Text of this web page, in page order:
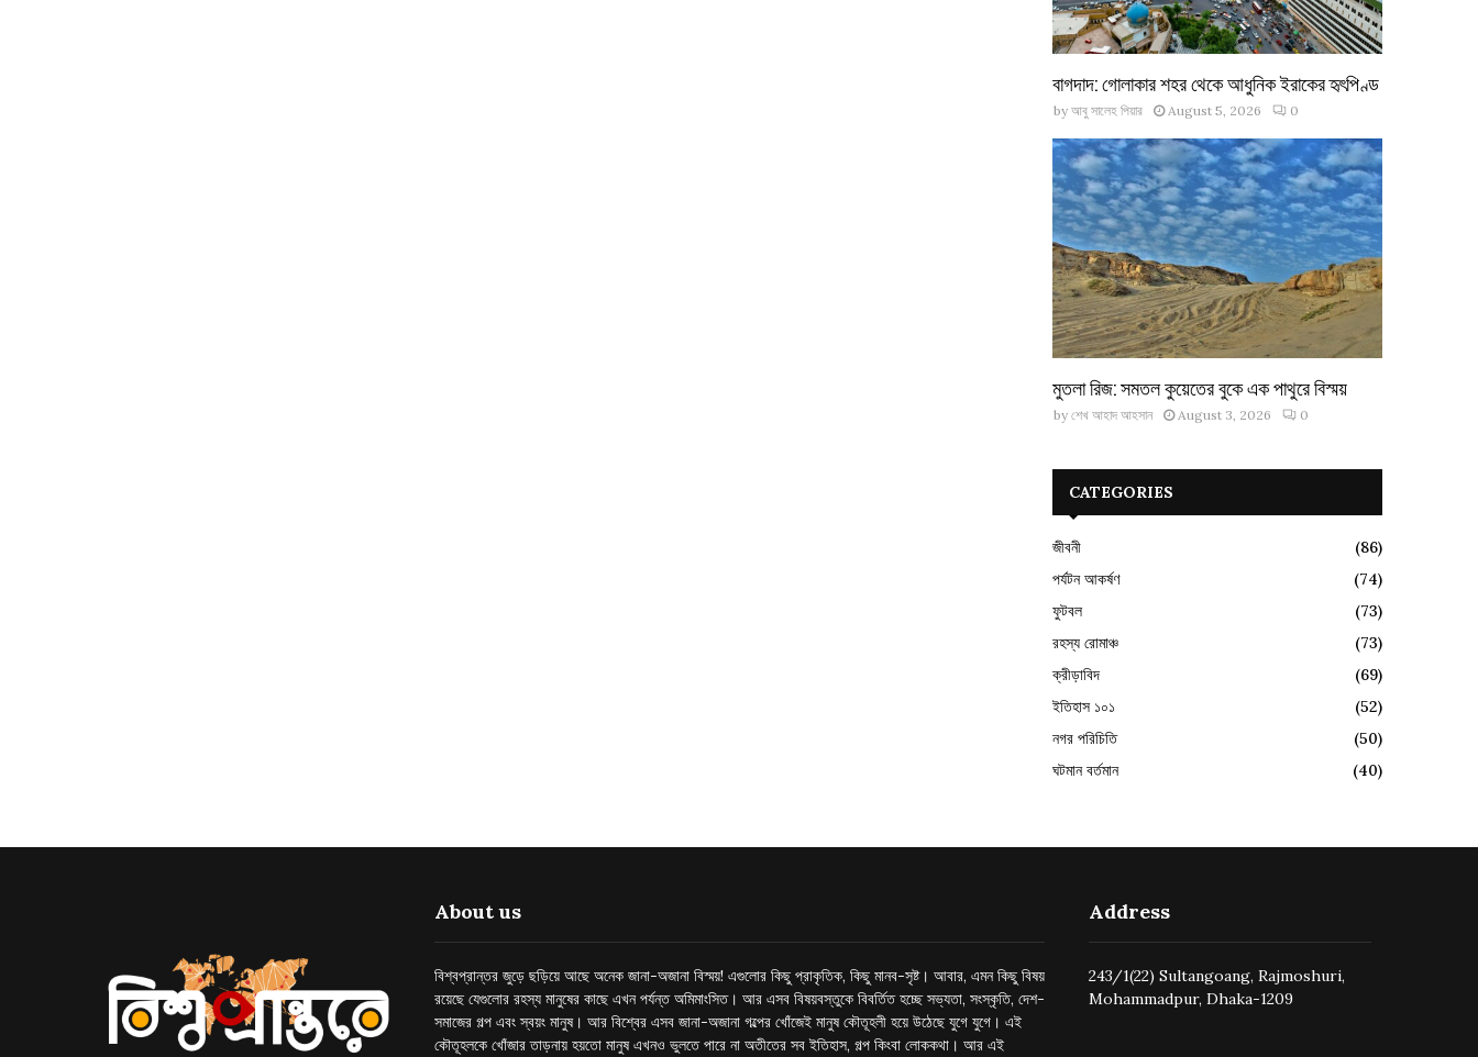
বাগদাদ: গোলাকার শহর থেকে আধুনিক ইরাকের হৃৎপিণ্ড
by আবু সালেহ পিয়ার August 5, 2026 0
মুতলা রিজ: সমতল কুয়েতের বুকে এক পাথুরে বিস্ময়
by শেখ আহাদ আহসান August 3, 2026 0
CATEGORIES
জীবনী
(86)
পর্যটন আকর্ষণ
(74)
ফুটবল
(73)
রহস্য রোমাঞ্চ
(73)
ক্রীড়াবিদ
(69)
ইতিহাস ১০১
(52)
নগর পরিচিতি
(50)
ঘটমান বর্তমান
(40)
About us
বিশ্বপ্রান্তর জুড়ে ছড়িয়ে আছে অনেক জানা-অজানা বিস্ময়! এগুলোর কিছু প্রাকৃতিক, কিছু মানব-সৃষ্ট। আবার, এমন কিছু বিষয়
রয়েছে যেগুলোর রহস্য মানুষের কাছে এখন পর্যন্ত অমিমাংসিত। আর এসব বিষয়বস্তুকে বিবর্তিত হচ্ছে সভ্যতা, সংস্কৃতি, দেশ-
সমাজের গল্প এবং স্বয়ং মানুষ। আর বিশ্বের এসব জানা-অজানা গল্পের খোঁজেই মানুষ কৌতূহলী হয়ে উঠেছে যুগে যুগে। এই
কৌতূহলকে খোঁজার তাড়নায় হয়তো মানুষ এখনও ভুলতে পারে না অতীতের সব ইতিহাস, গল্প কিংবা লোককথা। আর এই
Address
243/1(22) Sultangoang, Rajmoshuri,
Mohammadpur, Dhaka-1209